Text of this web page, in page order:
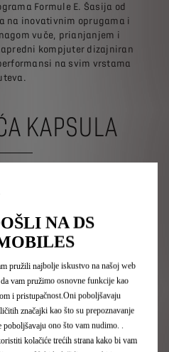
Formule E. Šasija od
na inovativnim oprugama i
vuče, prianjanjem i
kompjuter dizajniran
na svim vrstama
KAPSULA
u kapsulu kroz podizna vrata
moguć je potpuno
ispod prozirne staklene
senzornom kapsulom dok
te je na gornjem dijelu
zvijezde. Putovanje s
vožnje nudi doista
se osim dodira stimuliraju i
Unutarnji prostor je
mjehurić posvećen FOCAL-
NA DS
pružili najbolje iskustvo na našoj web
vam pružimo osnovne funkcije kao
i pristupačnost.Oni poboljšavaju
značajki kao što su prepoznavanje
ono što vam nudimo. .
kolačiće trećih strana kako bi vam